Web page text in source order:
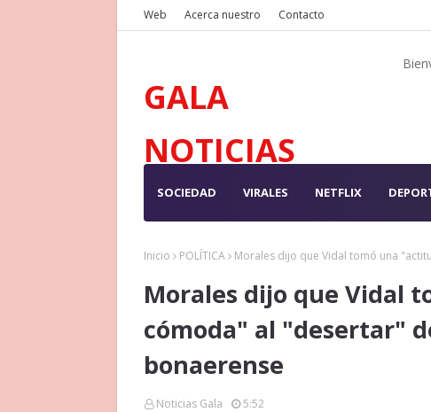
Web Acerca nuestro Contacto
GALA
NOTICIAS
SOCIEDAD VIRALES NETFLIX
Inicio POLÍTICA Morales dijo que Vidal tomó una
Morales dijo que Vidal
cómoda" al "desertar"
bonaerense
Noticias Gala 5:52